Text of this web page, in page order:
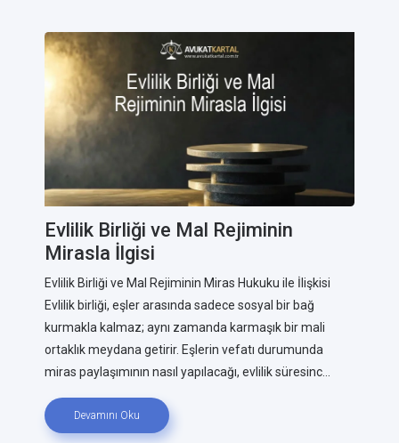
Evlilik Birliği ve Mal Rejiminin
Mirasla İlgisi
Evlilik Birliği ve Mal Rejiminin Miras Hukuku ile İlişkisi
Evlilik birliği, eşler arasında sadece sosyal bir bağ
kurmakla kalmaz; aynı zamanda karmaşık bir mali
ortaklık meydana getirir. Eşlerin vefatı durumunda
miras paylaşımının nasıl yapılacağı, evlilik süresinc...
Devamını Oku